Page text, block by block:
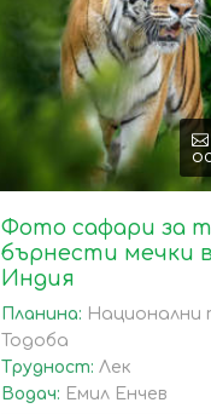
Фото сафари за
бърнести мечки
Индия
Планина: Национални
Тодоба
Трудност: Лек
Водач: Емил Енчев